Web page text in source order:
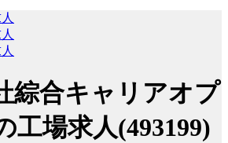
綜合キャリアオプ
工場求人(493199)